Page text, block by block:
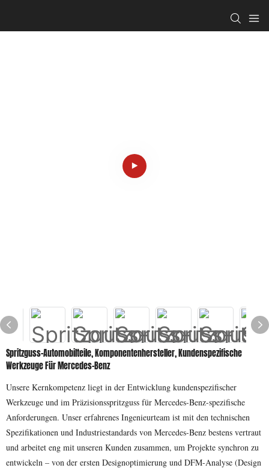
Spritzguss-Automobilteile, Komponentenhersteller, Kundenspezifische
Werkzeuge Für Mercedes-Benz
Unsere Kernkompetenz liegt in der Entwicklung kundenspezifischer
Werkzeuge und im Präzisionsspritzguss für Mercedes-Benz-spezifische
Anforderungen. Unser erfahrenes Ingenieurteam ist mit den technischen
Spezifikationen und Industriestandards von Mercedes-Benz bestens vertraut
und arbeitet eng mit unseren Kunden zusammen, um Projekte synchron zu
entwickeln – von der ersten Designoptimierung und DFM-Analyse (Design